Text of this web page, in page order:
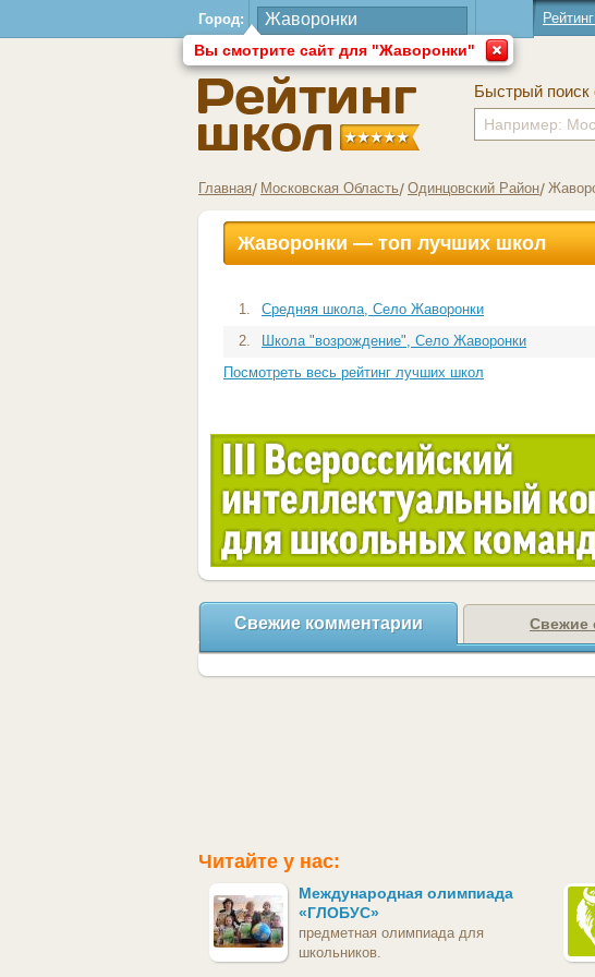
Город:
Вы смотрите сайт для "Жаворонки"
Быстрый
Главная Московская Область Одинцовский Район
Жаворонки — топ лучших школ
1.
Средняя школа, Село Жаворонки
2.
Школа "возрождение", Село Жаворонки
Посмотреть весь рейтинг лучших школ
Свежие комментарии Свежие
Читайте у нас:
Международная олимпиада
«ГЛОБУС»
предметная олимпиада для
школьников.